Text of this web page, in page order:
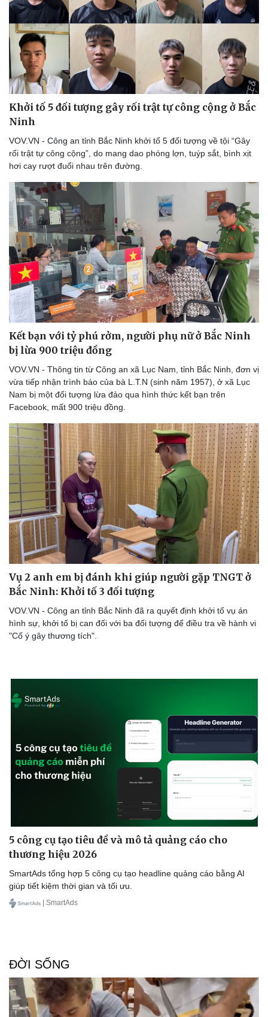
Thể thao
Bóng đá
Lịch thi đấu bóng đá
Thế giới thể thao
eSports
Hậu trường
Ô tô - Xe máy
Ô tô
Xe máy
Tư vấn
Khởi tố 5 đối tượng gây rối trật tự công cộng ở Bắc
Ninh
VOV.VN - Công an tỉnh Bắc Ninh khởi tố 5 đối tượng về tội “Gây
rối trật tự công cộng”, do mang dao phóng lợn, tuýp sắt, bình xịt
hơi cay rượt đuổi nhau trên đường.
Kết bạn với tỷ phú rởm, người phụ nữ ở Bắc Ninh
bị lừa 900 triệu đồng
VOV.VN - Thông tin từ Công an xã Lục Nam, tỉnh Bắc Ninh, đơn vị
vừa tiếp nhận trình báo của bà L.T.N (sinh năm 1957), ở xã Lục
Nam bị một đối tượng lừa đảo qua hình thức kết bạn trên
Facebook, mất 900 triệu đồng.
Vụ 2 anh em bị đánh khi giúp người gặp TNGT ở
Bắc Ninh: Khởi tố 3 đối tượng
VOV.VN - Công an tỉnh Bắc Ninh đã ra quyết định khởi tố vụ án
hình sự, khởi tố bị can đối với ba đối tượng để điều tra về hành vi
"Cố ý gây thương tích".
5 công cụ tạo tiêu đề và mô tả quảng cáo cho
thương hiệu 2026
SmartAds tổng hợp 5 công cụ tạo headline quảng cáo bằng AI
giúp tiết kiệm thời gian và tối ưu.
| SmartAds
ĐỜI SỐNG